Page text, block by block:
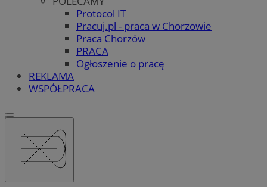
Protocol IT
Pracuj.pl - praca w Chorzowie
Praca Chorzów
PRACA
Ogłoszenie o pracę
REKLAMA
WSPÓŁPRACA